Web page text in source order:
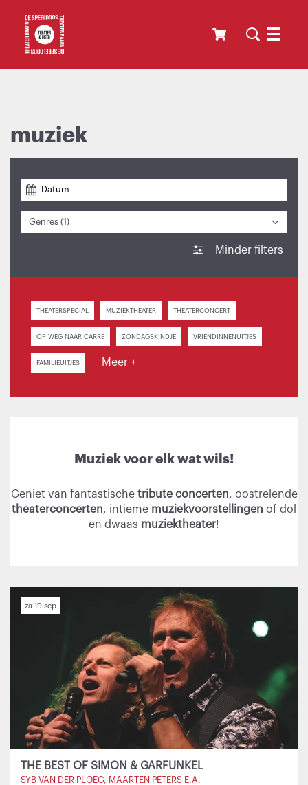
Menu
muziek
Genres (1)
Minder filters
THEATERSPECIAL MUZIEKTHEATER THEATERCONCERT
OP WEG NAAR CARRÉ ZONDAGSKINDJE VRIENDINNENUITJES
FAMILIEUITJES Meer +
Muziek voor elk wat wils!
Geniet van fantastische tribute concerten, oostrelende
theaterconcerten, intieme muziekvoorstellingen of dol
en dwaas muziektheater!
THE BEST OF SIMON & GARFUNKEL
SYB VAN DER PLOEG, MAARTEN PETERS E.A.
za 19 sep